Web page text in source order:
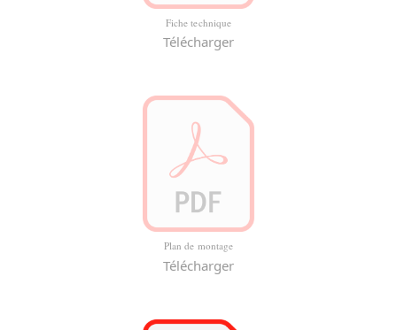
Fiche technique
Télécharger
Plan de montage
Télécharger